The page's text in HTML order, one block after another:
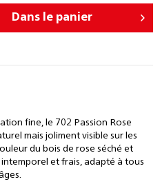
Dans le panier
fine, le 702 Passion Rose
mais joliment visible sur les
du bois de rose séché et
et frais, adapté à tous